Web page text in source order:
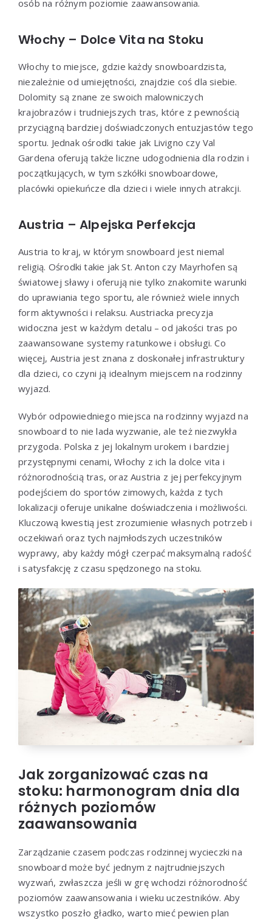
osób na różnym poziomie zaawansowania.
Włochy – Dolce Vita na Stoku
Włochy to miejsce, gdzie każdy snowboardzista,
niezależnie od umiejętności, znajdzie coś dla siebie.
Dolomity są znane ze swoich malowniczych
krajobrazów i trudniejszych tras, które z pewnością
przyciągną bardziej doświadczonych entuzjastów tego
sportu. Jednak ośrodki takie jak Livigno czy Val
Gardena oferują także liczne udogodnienia dla rodzin i
początkujących, w tym szkółki snowboardowe,
placówki opiekuńcze dla dzieci i wiele innych atrakcji.
Austria – Alpejska Perfekcja
Austria to kraj, w którym snowboard jest niemal
religią. Ośrodki takie jak St. Anton czy Mayrhofen są
światowej sławy i oferują nie tylko znakomite warunki
do uprawiania tego sportu, ale również wiele innych
form aktywności i relaksu. Austriacka precyzja
widoczna jest w każdym detalu – od jakości tras po
zaawansowane systemy ratunkowe i obsługi. Co
więcej, Austria jest znana z doskonałej infrastruktury
dla dzieci, co czyni ją idealnym miejscem na rodzinny
wyjazd.
Wybór odpowiedniego miejsca na rodzinny wyjazd na
snowboard to nie lada wyzwanie, ale też niezwykła
przygoda. Polska z jej lokalnym urokem i bardziej
przystępnymi cenami, Włochy z ich la dolce vita i
różnorodnością tras, oraz Austria z jej perfekcyjnym
podejściem do sportów zimowych, każda z tych
lokalizacji oferuje unikalne doświadczenia i możliwości.
Kluczową kwestią jest zrozumienie własnych potrzeb i
oczekiwań oraz tych najmłodszych uczestników
wyprawy, aby każdy mógł czerpać maksymalną radość
i satysfakcję z czasu spędzonego na stoku.
Jak zorganizować czas na
stoku: harmonogram dnia dla
różnych poziomów
zaawansowania
Zarządzanie czasem podczas rodzinnej wycieczki na
snowboard może być jednym z najtrudniejszych
wyzwań, zwłaszcza jeśli w grę wchodzi różnorodność
poziomów zaawansowania i wieku uczestników. Aby
wszystko poszło gładko, warto mieć pewien plan